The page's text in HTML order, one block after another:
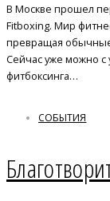
В Москве прошел
Fitboxing. Мир
превращая
Сейчас уже можно
фитбоксинга…
СОБЫТИЯ